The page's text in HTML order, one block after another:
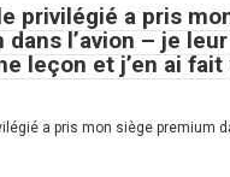
privilégié a pris
dans l’avion – je
leçon et j’en ai fait
a pris mon siège premium